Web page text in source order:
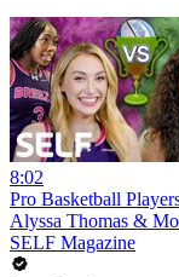
8:02
Pro Basketball
Alyssa Thomas &
SELF Magazine